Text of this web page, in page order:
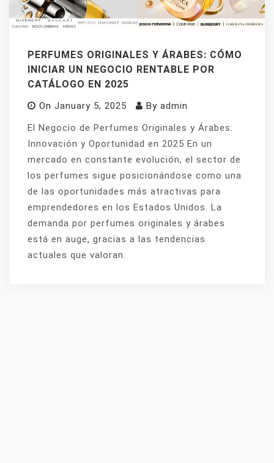
PERFUMES ORIGINALES Y ÁRABES: CÓMO
INICIAR UN NEGOCIO RENTABLE POR
CATÁLOGO EN 2025
On January 5, 2025 By admin
El Negocio de Perfumes Originales y Árabes:
Innovación y Oportunidad en 2025 En un
mercado en constante evolución, el sector de
los perfumes sigue posicionándose como una
de las oportunidades más atractivas para
emprendedores en los Estados Unidos. La
demanda por perfumes originales y árabes
está en auge, gracias a las tendencias
actuales que valoran.